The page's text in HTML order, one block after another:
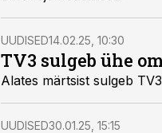
UUDISED14.02.25, 10:30
TV3 sulgeb ühe
Alates märtsist sulgeb
UUDISED30.01.25, 15:15